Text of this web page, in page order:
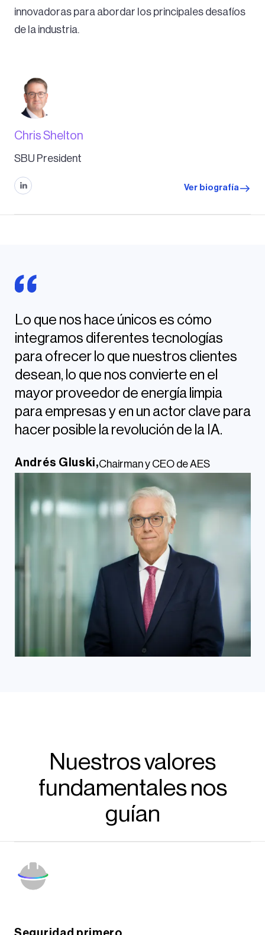
innovadoras para abordar los principales desafíos
de la industria.
Chris Shelton
SBU President
Ver biografía
Lo que nos hace únicos es cómo
integramos diferentes tecnologías
para ofrecer lo que nuestros clientes
desean, lo que nos convierte en el
mayor proveedor de energía limpia
para empresas y en un actor clave para
hacer posible la revolución de la IA.
Andrés Gluski,Chairman y CEO de AES
Nuestros valores
fundamentales nos
guían